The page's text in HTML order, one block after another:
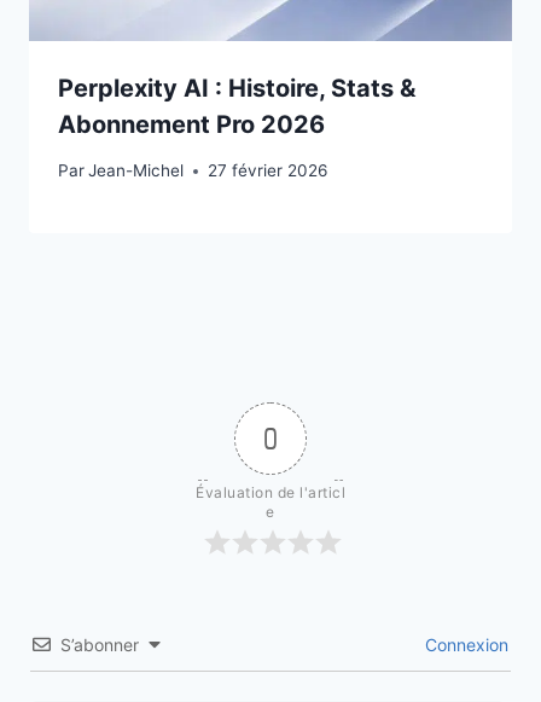
Perplexity AI : Histoire, Stats &
Abonnement Pro 2026
ParJean-Michel
26 février 2026 27 février 2026
0
Évaluation de l'articl
e
S’abonner Connexion